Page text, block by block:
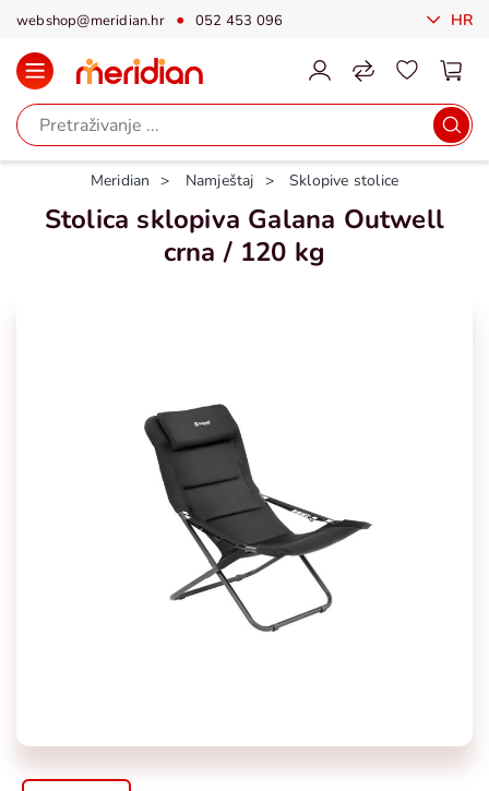
webshop@meridian.hr 052 453 096 HR
Meridian Namještaj Sklopive stolice
Stolica sklopiva Galana Outwell
crna / 120 kg